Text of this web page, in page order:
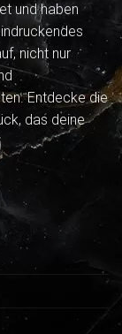
und haben
nicht nur
Entdecke die
das deine